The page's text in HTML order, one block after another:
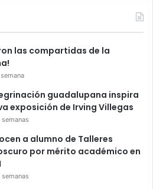
las compartidas de la
guadalupana inspira
exposición de Irving Villegas
semanas
a alumno de Talleres
por mérito académico en
semanas